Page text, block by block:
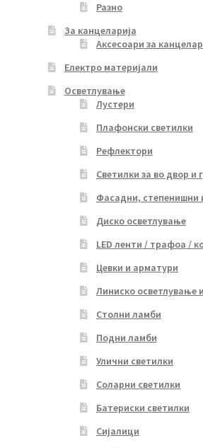
Разно
За канцеларија
Аксесоари за
Електро материјали
Осветлување
Лустери
Плафонски светилки
Рефлектори
Светилки за во двор и
Фасадни, степенишни
Диско осветлување
LED ленти / трафоа /
Цевки и арматури
Линиско осветлување
Столни ламби
Подни ламби
Улични светилки
Соларни светилки
Батериски светилки
Сијалици